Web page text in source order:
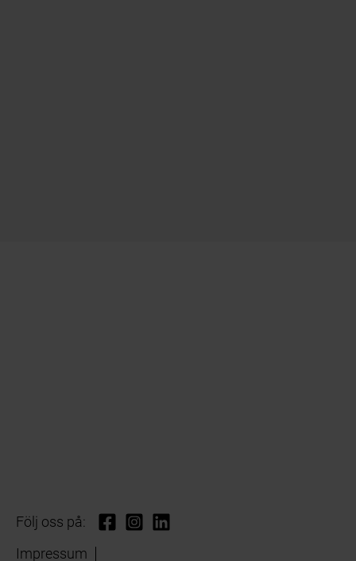
Följ oss på:
Impressum